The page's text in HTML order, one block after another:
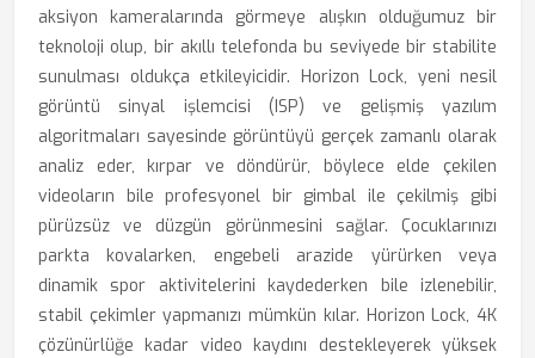
aksiyon kameralarında görmeye alışkın olduğumuz bir
teknoloji olup, bir akıllı telefonda bu seviyede bir stabilite
sunulması oldukça etkileyicidir. Horizon Lock, yeni nesil
görüntü sinyal işlemcisi (ISP) ve gelişmiş yazılım
algoritmaları sayesinde görüntüyü gerçek zamanlı olarak
analiz eder, kırpar ve döndürür, böylece elde çekilen
videoların bile profesyonel bir gimbal ile çekilmiş gibi
pürüzsüz ve düzgün görünmesini sağlar. Çocuklarınızı
parkta kovalarken, engebeli arazide yürürken veya
dinamik spor aktivitelerini kaydederken bile izlenebilir,
stabil çekimler yapmanızı mümkün kılar. Horizon Lock, 4K
çözünürlüğe kadar video kaydını destekleyerek yüksek